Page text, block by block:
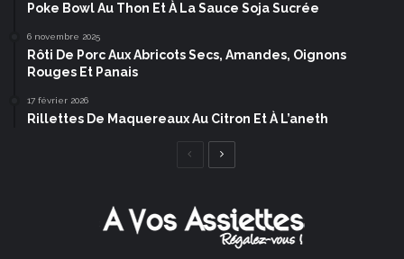
Poke Bowl Au Thon Et À La Sauce Soja Sucrée
6 novembre 2025
Rôti De Porc Aux Abricots Secs, Amandes, Oignons
Rouges Et Panais
17 février 2026
Rillettes De Maquereaux Au Citron Et À L’aneth
Page